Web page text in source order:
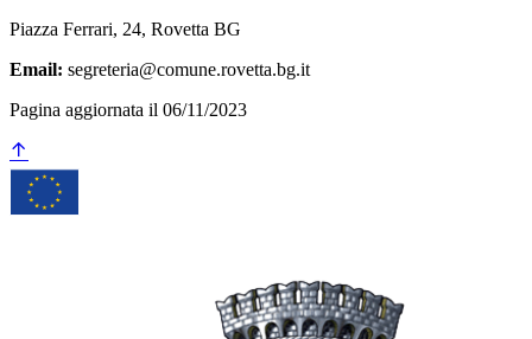
Piazza Ferrari, 24, Rovetta BG
Email: segreteria@comune.rovetta.bg.it
Pagina aggiornata il 06/11/2023